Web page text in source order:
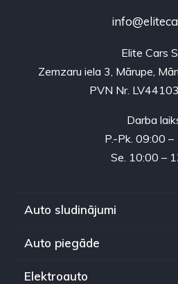
Elite Cars
Zemzaru iela 3, Mārupe,
PVN Nr.
Darba
P.-Pk. 09:00 –
Se. 10:00 –
Auto sludinājumi
Auto piegāde
Elektroauto